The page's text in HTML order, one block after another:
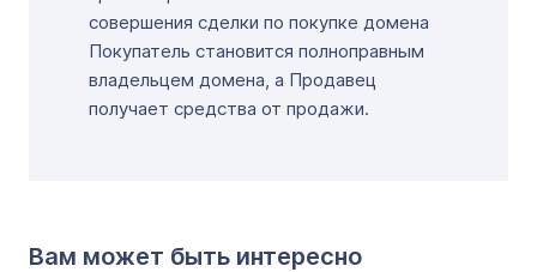
совершения сделки по покупке домена
Покупатель становится полноправным
владельцем домена, а Продавец
получает средства от продажи.
Вам может быть интересно